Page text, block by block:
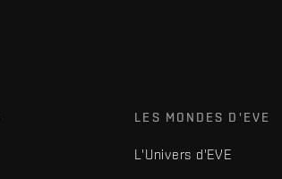
LES MONDES D'EVE
L'Univers d'EVE